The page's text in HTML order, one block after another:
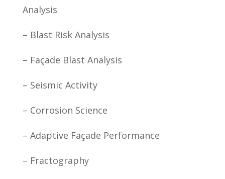
Analysis
– Blast Risk Analysis
– Façade Blast Analysis
– Seismic Activity
– Corrosion Science
– Adaptive Façade Performance
– Fractography